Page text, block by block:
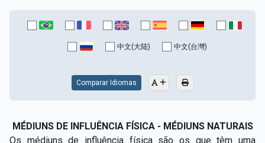
中文(大陆) 中文(台灣)
Comparar Idiomas
MÉDIUNS DE INFLUÊNCIA FÍSICA - MÉDIUNS NATURAIS
Os médiuns de influência física são os que têm uma